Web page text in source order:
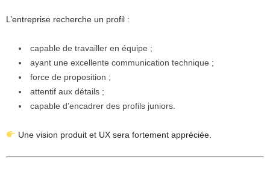
L’entreprise recherche un profil :
capable de travailler en équipe ;
ayant une excellente communication technique ;
force de proposition ;
attentif aux détails ;
capable d’encadrer des profils juniors.
Une vision produit et UX sera fortement appréciée.